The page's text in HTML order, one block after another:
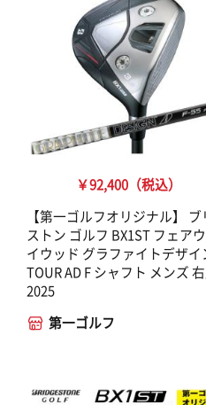
￥92,400（税込）
【第一ゴルフオリジナル】 ブ
ストン ゴルフ BX1ST フェア
イウッド グラファイトデザイ
TOUR AD F シャフト メンズ
2025
第一ゴルフ